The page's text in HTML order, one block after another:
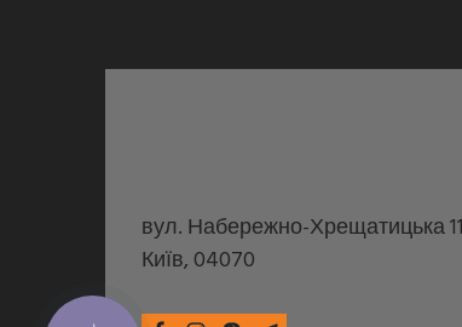
вул. Набережно-Хрещатицька
Київ, 04070